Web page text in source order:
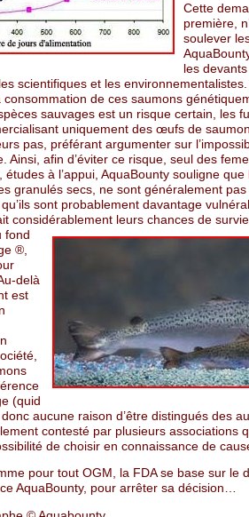
Cette
première,
soulever
les
scientifiques et les
de ces saumons
sauvages est un risque certain, les
uniquement des œufs de
pas, préférant argumenter sur
Ainsi, afin d’éviter ce risque, seul des
à l’appui, AquaBounty souligne
granulés secs, ne sont généralement
sont probablement davantage
considérablement leurs chances de survie.
fond
®,
delà
est
(quid
aucune raison d’être distingués des
contesté par plusieurs associations
de choisir en connaissance de
pour tout OGM, la FDA se base sur le
AquaBounty, pour arrêter sa décision…